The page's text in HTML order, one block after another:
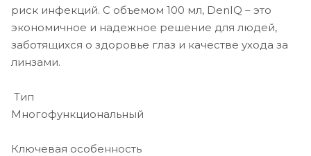
риск инфекций. С объемом 100 мл, DenIQ – это
экономичное и надежное решение для людей,
заботящихся о здоровье глаз и качестве ухода за
линзами.
Тип
Многофункциональный
Ключевая особенность